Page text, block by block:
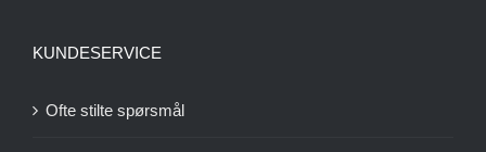
KUNDESERVICE
Ofte stilte spørsmål